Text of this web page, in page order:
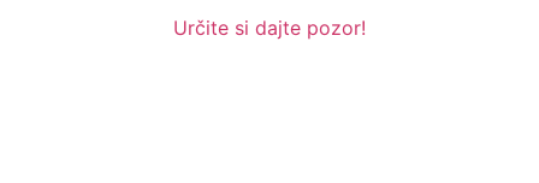
Určite si dajte pozor!